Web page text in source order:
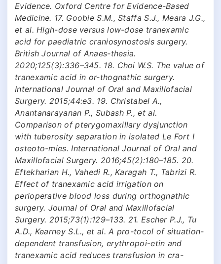
Evidence. Oxford Centre for Evidence-Based
Medicine. 17. Goobie S.M., Staffa S.J., Meara J.G.,
et al. High-dose versus low-dose tranexamic
acid for paediatric craniosynostosis surgery.
British Journal of Anaes-thesia.
2020;125(3):336–345. 18. Choi W.S. The value of
tranexamic acid in or-thognathic surgery.
International Journal of Oral and Maxillofacial
Surgery. 2015;44:e3. 19. Christabel A.,
Anantanarayanan P., Subash P., et al.
Comparison of pterygomaxillary dysjunction
with tuberosity separation in isolated Le Fort I
osteoto-mies. International Journal of Oral and
Maxillofacial Surgery. 2016;45(2):180–185. 20.
Eftekharian H., Vahedi R., Karagah T., Tabrizi R.
Effect of tranexamic acid irrigation on
perioperative blood loss during orthognathic
surgery. Journal of Oral and Maxillofacial
Surgery. 2015;73(1):129–133. 21. Escher P.J., Tu
A.D., Kearney S.L., et al. A pro-tocol of situation-
dependent transfusion, erythropoi-etin and
tranexamic acid reduces transfusion in cra-